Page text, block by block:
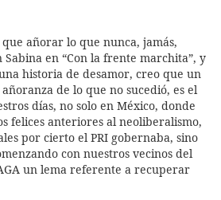
añorar lo que nunca, jamás,
Sabina en “Con la frente marchita”, y
historia de desamor, creo que un
de lo que no sucedió, es el
días, no solo en México, donde
felices anteriores al neoliberalismo,
por cierto el PRI gobernaba, sino
con nuestros vecinos del
un lema referente a recuperar